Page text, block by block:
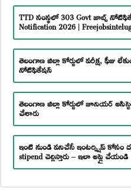
TTD సంస్థలో 303 Govt జాబ్స్
Notification 2026 |
తెలంగాణ జిల్లా కోర్టులో పరీక్ష, ఫీజు
నోటిఫికేషన్
తెలంగాణ జిల్లా కోర్టులో జూనియర్
చేశారు
ఇంటి నుండి పనిచేసే ఇంటర్న్షిప్ కోసం
stipend చెల్లిస్తారు – ఇలా అప్లై చేయండి